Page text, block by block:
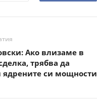
Ако влизаме в
трябва да
си мощности